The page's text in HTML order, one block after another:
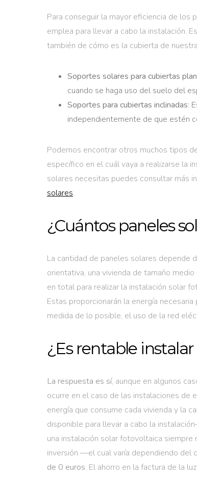
Para conseguir la mayor eficiencia de los
emplea para llevar a cabo la instalación.
también de cómo es la cubierta de
Soportes solares para cubiertas
cuando se haga uso del suelo del
Soportes para cubiertas inclinadas:
independientemente de que estén
Podemos encontrar otros muchos tipos
específico en el cuál vaya a realizarse la
solares necesitas puedes consultar más
solares.
¿Cuántos paneles
La cantidad de paneles solares depende
orientativa, una vivienda de tamaño
en total para realizar la instalación solar
Estas proporcionarán la energía
medida de lo posible, el uso de la red
¿Es rentable
La respuesta es sí, aunque en algunos
ocurre en el caso de las instalaciones de
energía que consume cada vivienda y la
disponible para llevar a cabo la
una instalación solar fotovoltaica
inversión —el cual varía dependiendo del
de 0 euros. El ahorro en la factura de la